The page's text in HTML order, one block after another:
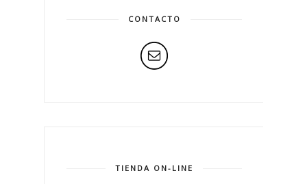
CONTACTO
TIENDA ON-LINE